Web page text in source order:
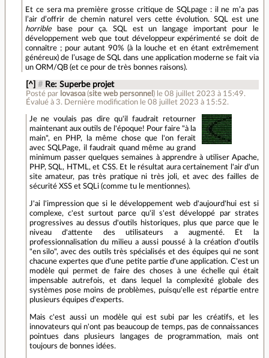
Et ce sera ma première grosse critique de SQLpage : il ne m’a pas
l’air d’offrir de chemin naturel vers cette évolution. SQL est une
horriblebase pour ça. SQL est un langage important pour le
développement web que tout développeur expérimenté se doit de
connaître ; pour autant 90% (à la louche et en étant extrêmement
généreux) de l’usage de SQL dans une application moderne se fait via
un ORM/QB (et ce pour de très bonnes raisons).
[^] # Re: Superbe projet
Posté par lovasoa(site web personnel ) le 08 juillet 2023 à 15:49.
Évalué à 3. Dernière modification le 08 juillet 2023 à 15:52.
Je ne voulais pas dire qu'il faudrait retourner
maintenant aux outils de l'époque! Pour faire "à la
main", en PHP, la même chose que l'on ferait
avec SQLPage, il faudrait quand même au grand
minimum passer quelques semaines à apprendre à utiliser Apache,
PHP, SQL, HTML, et CSS. Et le résultat aura certainement l'air d'un
site amateur, pas très pratique ni très joli, et avec des failles de
sécurité XSS et SQLi (comme tu le mentionnes).
J'ai l'impression que si le développement web d'aujourd'hui est si
complexe, c'est surtout parce qu'il s'est développé par strates
progressives au dessus d'outils historiques, plus que parce que le
niveau d'attente des utilisateurs a augmenté. Et la
professionnalisation du milieu a aussi poussé à la création d'outils
"en silo", avec des outils très spécialisés et des équipes qui ne sont
chacune expertes que d'une petite partie d'une application. C'est un
modèle qui permet de faire des choses à une échelle qui était
impensable autrefois, et dans lequel la complexité globale des
systèmes pose moins de problèmes, puisqu'elle est répartie entre
plusieurs équipes d'experts.
Mais c'est aussi un modèle qui est subi par les créatifs, et les
innovateurs qui n'ont pas beaucoup de temps, pas de connaissances
pointues dans plusieurs langages de programmation, mais ont
toujours de bonnes idées.